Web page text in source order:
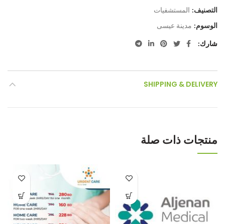
التصنيف: المستشفيات
الوسوم: مدينة عيسى
شارك
SHIPPING & DELIVERY
منتجات ذات صلة